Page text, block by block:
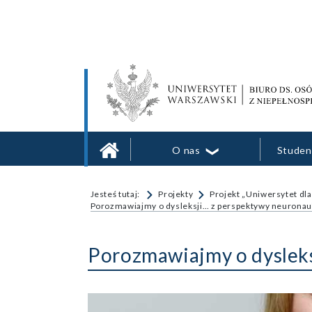
Biuro ds. Osób z Niepełnosprawnościami
Wsparcie studentów i pracowników
O nas
Jesteś tutaj: Projekty Projekt „Uniwersytet
Porozmawiajmy o dysleksji… z perspektywy
Porozmawiajmy o